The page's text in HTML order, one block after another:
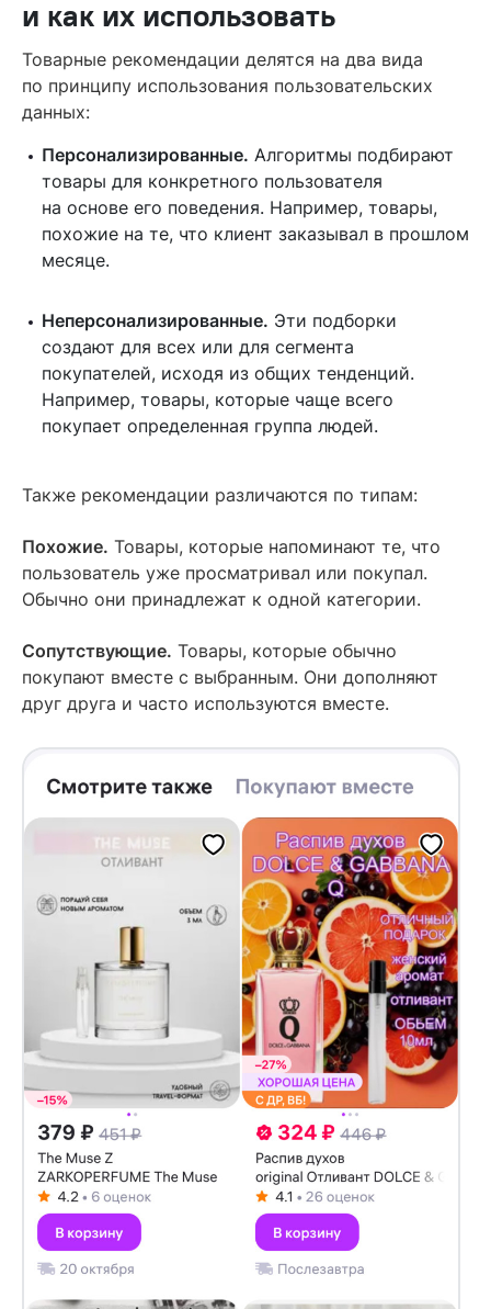
и как их использовать
Товарные рекомендации делятся на два вида
по принципу использования пользовательских
данных:
Персонализированные. Алгоритмы подбирают
товары для конкретного пользователя
на основе его поведения. Например, товары,
похожие на те, что клиент заказывал в прошлом
месяце.
Неперсонализированные. Эти подборки
создают для всех или для сегмента
покупателей, исходя из общих тенденций.
Например, товары, которые чаще всего
покупает определенная группа людей.
Также рекомендации различаются по типам:
Похожие. Товары, которые напоминают те, что
пользователь уже просматривал или покупал.
Обычно они принадлежат к одной категории.
Сопутствующие. Товары, которые обычно
покупают вместе с выбранным. Они дополняют
друг друга и часто используются вместе.